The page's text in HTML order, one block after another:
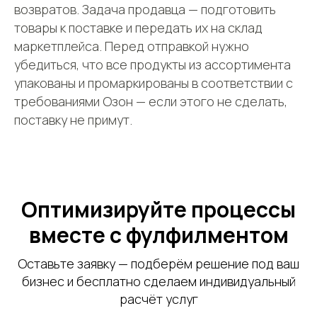
возвратов. Задача продавца — подготовить
товары к поставке и передать их на склад
маркетплейса. Перед отправкой нужно
убедиться, что все продукты из ассортимента
упакованы и промаркированы в соответствии с
требованиями Озон — если этого не сделать,
поставку не примут.
Оптимизируйте процессы
вместе с фулфилментом
Оставьте заявку — подберём решение под ваш
бизнес и бесплатно сделаем индивидуальный
расчёт услуг
©2000 — 2026, Курьерская компания СДЭК
Политика сбора ПДн клиентов
Пользовательское соглашение
Оферта
УЗНАТЬ СТОИМОСТЬ